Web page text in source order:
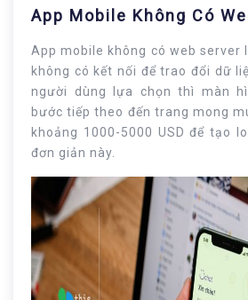
App Mobile Không Có
App mobile không có web server
không có kết nối để trao đổi dữ
người dùng lựa chọn thì màn
bước tiếp theo đến trang mong
khoảng 1000-5000 USD để tạo
đơn giản này.